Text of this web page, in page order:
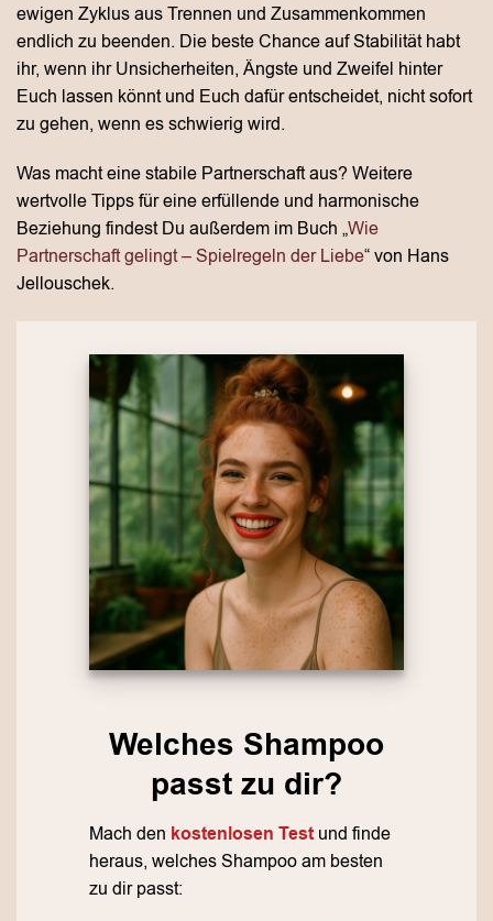
ewigen Zyklus aus Trennen und Zusammenkommen
endlich zu beenden. Die beste Chance auf Stabilität habt
ihr, wenn ihr Unsicherheiten, Ängste und Zweifel hinter
Euch lassen könnt und Euch dafür entscheidet, nicht sofort
zu gehen, wenn es schwierig wird.
Was macht eine stabile Partnerschaft aus? Weitere
wertvolle Tipps für eine erfüllende und harmonische
Beziehung findest Du außerdem im Buch „Wie
Partnerschaft gelingt – Spielregeln der Liebe“ von Hans
Jellouschek.
Welches Shampoo
passt zu dir?
Mach den kostenlosen Testund finde
heraus, welches Shampoo am besten
zu dir passt: